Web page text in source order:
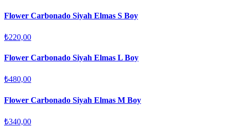
Flower Carbonado Siyah Elmas S Boy
₺220,00
Flower Carbonado Siyah Elmas L Boy
₺480,00
Flower Carbonado Siyah Elmas M Boy
₺340,00